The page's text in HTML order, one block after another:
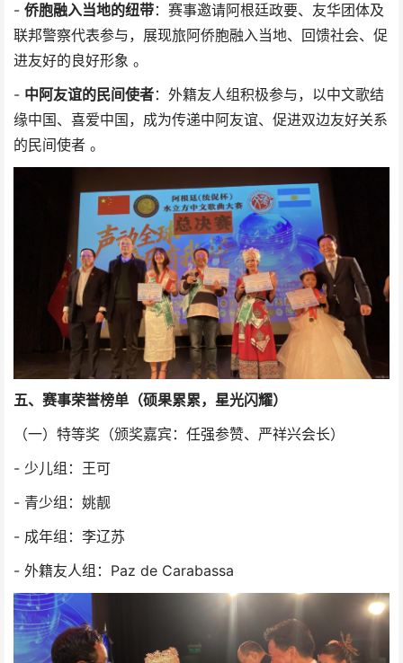
- 侨胞融入当地的纽带：赛事邀请阿根廷政要、友华团体及
联邦警察代表参与，展现旅阿侨胞融入当地、回馈社会、促
进友好的良好形象 。
- 中阿友谊的民间使者：外籍友人组积极参与，以中文歌结
缘中国、喜爱中国，成为传递中阿友谊、促进双边友好关系
的民间使者 。
五、赛事荣誉榜单（硕果累累，星光闪耀）
（一）特等奖（颁奖嘉宾：任强参赞、严祥兴会长）
- 少儿组：王可
- 青少组：姚靓
- 成年组：李辽苏
- 外籍友人组：Paz de Carabassa